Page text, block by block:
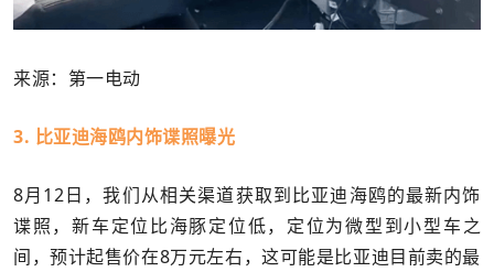
来源：第一电动
3. 比亚迪海鸥内饰谍照曝光
8月12日，我们从相关渠道获取到比亚迪海鸥的最新内饰
谍照，新车定位比海豚定位低，定位为微型到小型车之
间，预计起售价在8万元左右，这可能是比亚迪目前卖的最